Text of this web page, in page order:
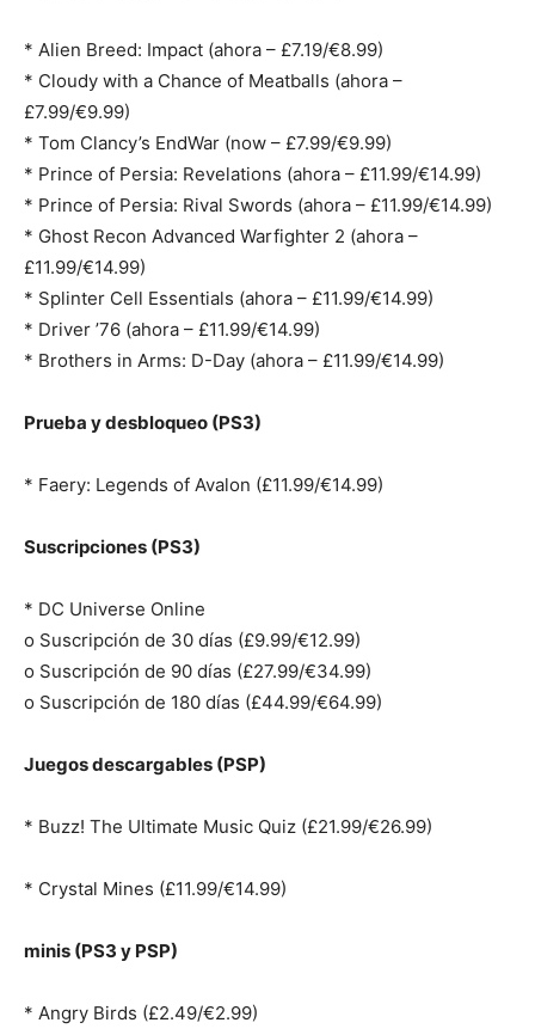
* Alien Breed: Impact (ahora – £7.19/€8.99)
* Cloudy with a Chance of Meatballs (ahora –
£7.99/€9.99)
* Tom Clancy’s EndWar (now – £7.99/€9.99)
* Prince of Persia: Revelations (ahora – £11.99/€14.99)
* Prince of Persia: Rival Swords (ahora – £11.99/€14.99)
* Ghost Recon Advanced Warfighter 2 (ahora –
£11.99/€14.99)
* Splinter Cell Essentials (ahora – £11.99/€14.99)
* Driver ’76 (ahora – £11.99/€14.99)
* Brothers in Arms: D-Day (ahora – £11.99/€14.99)
Prueba y desbloqueo (PS3)
* Faery: Legends of Avalon (£11.99/€14.99)
Suscripciones (PS3)
* DC Universe Online
o Suscripción de 30 días (£9.99/€12.99)
o Suscripción de 90 días (£27.99/€34.99)
o Suscripción de 180 días (£44.99/€64.99)
Juegos descargables (PSP)
* Buzz! The Ultimate Music Quiz (£21.99/€26.99)
* Crystal Mines (£11.99/€14.99)
minis (PS3 y PSP)
* Angry Birds (£2.49/€2.99)